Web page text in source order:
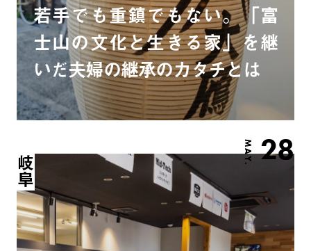
若手でも重鎮でもない。「富
士山の文化と生きる家」を継
いだ夫婦の継承のカタチとは
MAY. 28
岐阜